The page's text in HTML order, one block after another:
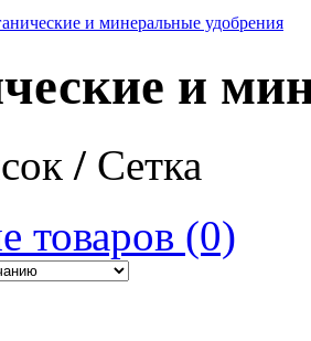
и минеральные удобрения
и
/ Сетка
товаров (0)